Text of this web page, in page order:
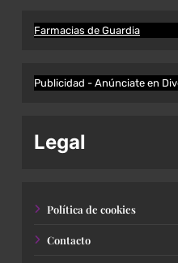
Farmacias de Guardia
Publicidad - Anúnciate en
Legal
Política de cookies
Contacto